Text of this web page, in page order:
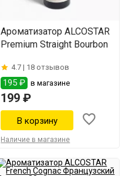
Ароматизатор ALCOSTAR
Premium Straight Bourbon
4.7 | 18 отзывов
195 ₽ в магазине
199 ₽
Наличие в магазине